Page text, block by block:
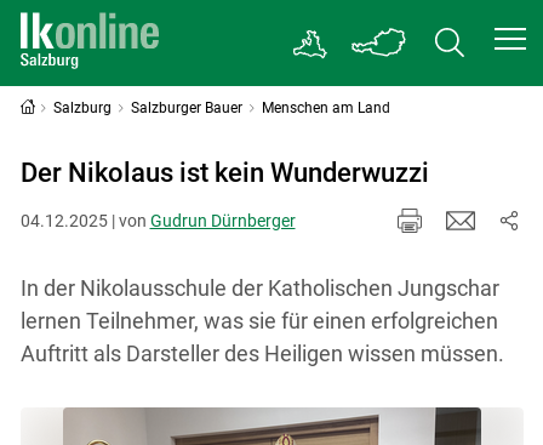
Salzburg Salzburger Bauer Menschen am Land
Der Nikolaus ist kein Wunderwuzzi
04.12.2025 | von Gudrun Dürnberger
In der Nikolausschule der Katholischen Jungschar
lernen Teilnehmer, was sie für einen erfolgreichen
Auftritt als Darsteller des Heiligen wissen müssen.